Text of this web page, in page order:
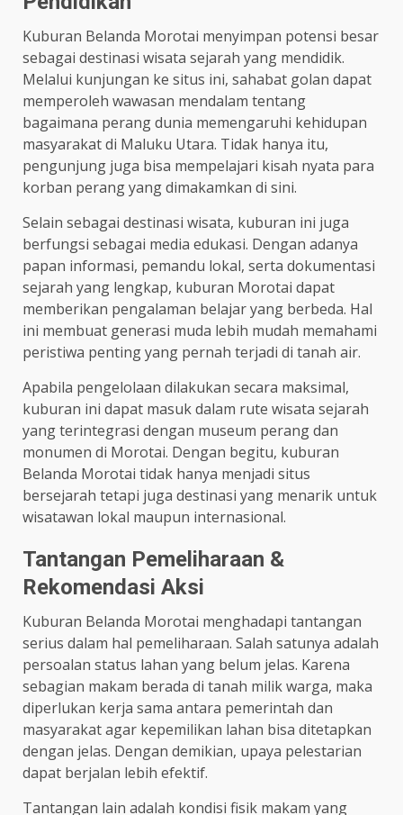
Kuburan Belanda Morotai menyimpan potensi besar
sebagai destinasi wisata sejarah yang mendidik.
Melalui kunjungan ke situs ini, sahabat golan dapat
memperoleh wawasan mendalam tentang
bagaimana perang dunia memengaruhi kehidupan
masyarakat di Maluku Utara. Tidak hanya itu,
pengunjung juga bisa mempelajari kisah nyata para
korban perang yang dimakamkan di sini.
Selain sebagai destinasi wisata, kuburan ini juga
berfungsi sebagai media edukasi. Dengan adanya
papan informasi, pemandu lokal, serta dokumentasi
sejarah yang lengkap, kuburan Morotai dapat
memberikan pengalaman belajar yang berbeda. Hal
ini membuat generasi muda lebih mudah memahami
peristiwa penting yang pernah terjadi di tanah air.
Apabila pengelolaan dilakukan secara maksimal,
kuburan ini dapat masuk dalam rute wisata sejarah
yang terintegrasi dengan museum perang dan
monumen di Morotai. Dengan begitu, kuburan
Belanda Morotai tidak hanya menjadi situs
bersejarah tetapi juga destinasi yang menarik untuk
wisatawan lokal maupun internasional.
Tantangan Pemeliharaan &
Rekomendasi Aksi
Kuburan Belanda Morotai menghadapi tantangan
serius dalam hal pemeliharaan. Salah satunya adalah
persoalan status lahan yang belum jelas. Karena
sebagian makam berada di tanah milik warga, maka
diperlukan kerja sama antara pemerintah dan
masyarakat agar kepemilikan lahan bisa ditetapkan
dengan jelas. Dengan demikian, upaya pelestarian
dapat berjalan lebih efektif.
Tantangan lain adalah kondisi fisik makam yang